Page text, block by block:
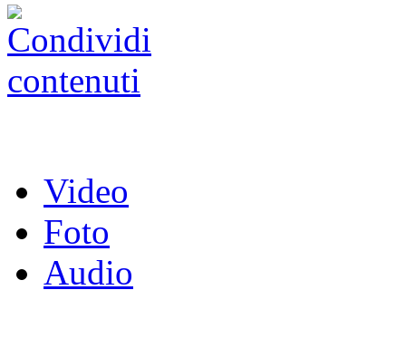
Video
Foto
Audio